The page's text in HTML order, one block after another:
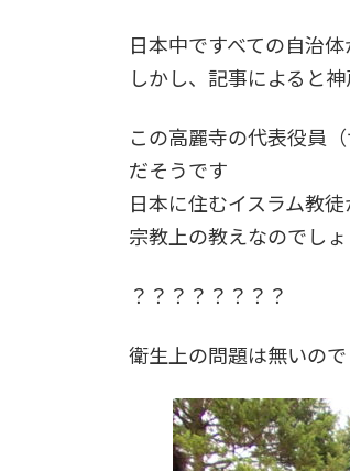
日本中ですべての自治
しかし、記事によると
この高麗寺の代表役員
だそうです
日本に住むイスラム教
宗教上の教えなのでしょ
？？？？？？？？
衛生上の問題は無いの